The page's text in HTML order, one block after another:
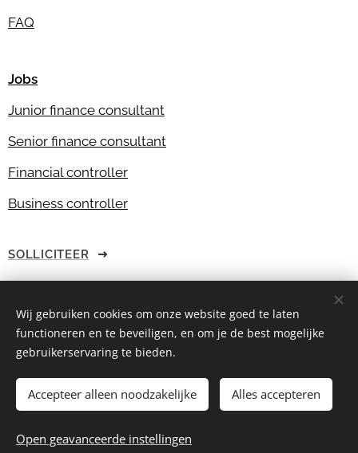
FAQ
Jobs
Junior finance consultant
Senior finance consultant
Financial controller
Business controller
SOLLICITEER
2024 © | 8RFin BV
BTW BE1014.435.007
More than just consultancy ~ We care & share
Privacy policy
Wij gebruiken cookies om onze website goed te laten
functioneren en te beveiligen, en om je de best mogelijke
gebruikerservaring te bieden.
Accepteer alleen noodzakelijke Alles accepteren
Open geavanceerde instellingen